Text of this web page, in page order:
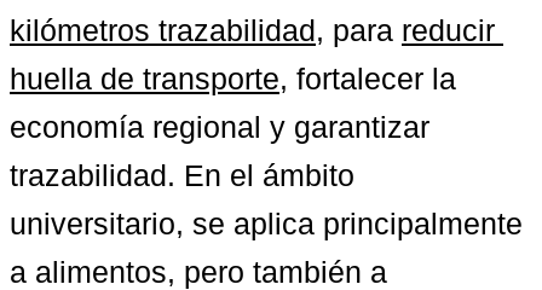
kilómetros trazabilidad, para reducir
huella de transporte, fortalecer la
economía regional y garantizar
trazabilidad. En el ámbito
universitario, se aplica principalmente
a alimentos, pero también a